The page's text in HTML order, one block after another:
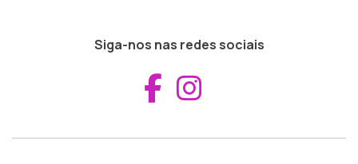
Siga-nos nas redes sociais
Aceder ao